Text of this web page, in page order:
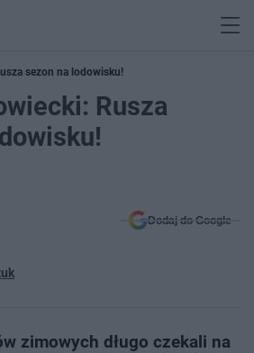
sezon na lodowisku!
Rusza
Dodaj do Google
zimowych długo czekali na